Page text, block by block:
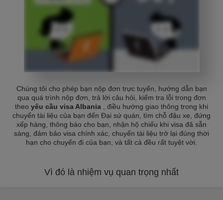
Chúng tôi cho phép bạn nộp đơn trực tuyến, hướng dẫn bạn
qua quá trình nộp đơn, trả lời câu hỏi, kiểm tra lỗi trong đơn
theo yêu cầu visa Albania
, điều hướng giao thông trong khi
chuyển tài liệu của bạn đến Đại sứ quán, tìm chỗ đậu xe, đứng
xếp hàng, thông báo cho bạn, nhận hộ chiếu khi visa đã sẵn
sàng, đảm bảo visa chính xác, chuyển tài liệu trở lại đúng thời
hạn cho chuyến đi của bạn, và tất cả đều rất tuyệt vời.
Vì đó là nhiệm vụ quan trọng nhất